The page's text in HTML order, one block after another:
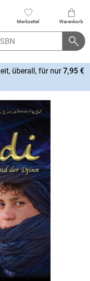
Merkzettel Warenkorb
überall, für nur7,95 €